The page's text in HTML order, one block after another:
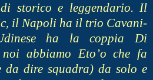
storico e leggendario. Il
il Napoli ha il trio Cavani-
ha la coppia Di
noi abbiamo Eto’o che fa
da dire squadra) da solo e